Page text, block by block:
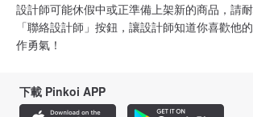
設計師可能休假中或正準備上架新的商品，請
「聯絡設計師」按鈕，讓設計師知道你喜歡他
作勇氣！
下載 Pinkoi APP